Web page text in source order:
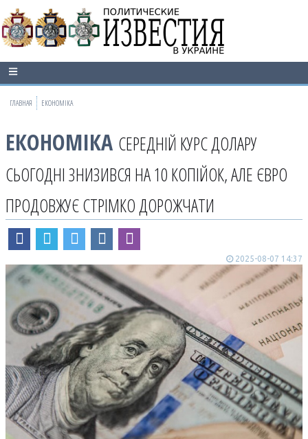
ГЛАВНАЯ ЕКОНОМІКА
ЕКОНОМІКА СЕРЕДНІЙ КУРС ДОЛАРУ
СЬОГОДНІ ЗНИЗИВСЯ НА 10 КОПІЙОК, АЛЕ ЄВРО
ПРОДОВЖУЄ СТРІМКО ДОРОЖЧАТИ
2025-08-07 14:37